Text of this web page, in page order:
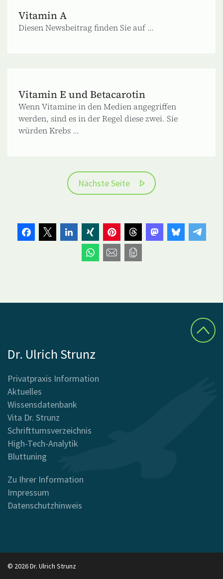
Vitamin A
Diesen Newsbeitrag finden Sie auf ...
Vitamin E und Betacarotin
Wenn Vitamine in den Medien angegriffen
werden, sind es in der Regel diese zwei. Sie
würden Krebs ...
Nächste Seite
Dr. Ulrich Strunz
Privatpraxis Information
Aktuelles
Wissensdatenbank
Vita Dr. Strunz
Schrifttumsverzeichnis
High-Tech-Analytik
Bluttuning
Zu Ihrer Information
Impressum
Datenschutzhinweis
© 2026 Dr. Ulrich Strunz